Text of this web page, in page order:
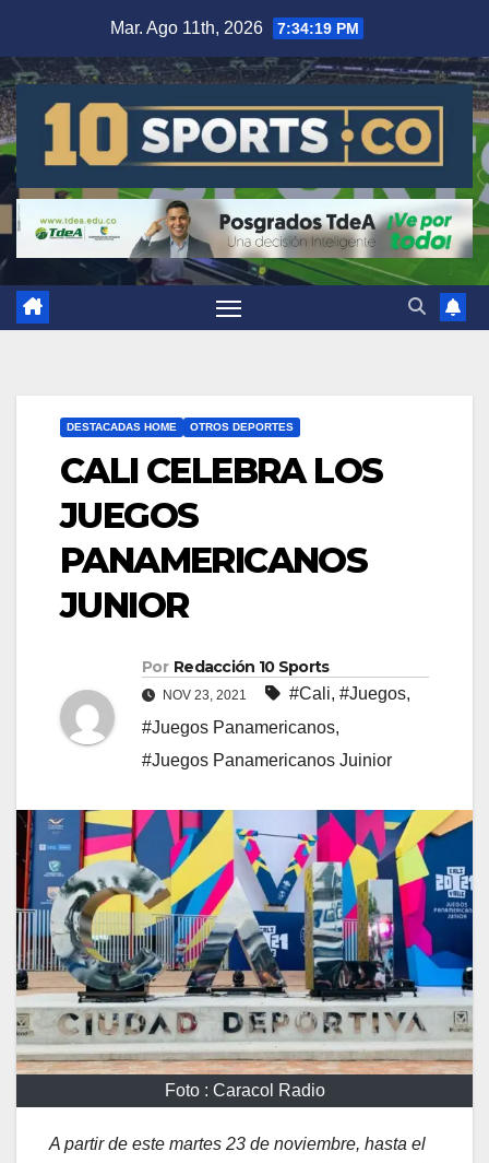
Mar. Ago 11th, 2026 7:34:20 PM
DESTACADAS HOME OTROS DEPORTES
CALI CELEBRA LOS
JUEGOS
PANAMERICANOS
JUNIOR
Por Redacción 10 Sports
NOV 23, 2021 #Cali, #Juegos,
#Juegos Panamericanos,
#Juegos Panamericanos Juinior
Foto : Caracol Radio
A partir de este martes 23 de noviembre, hasta el